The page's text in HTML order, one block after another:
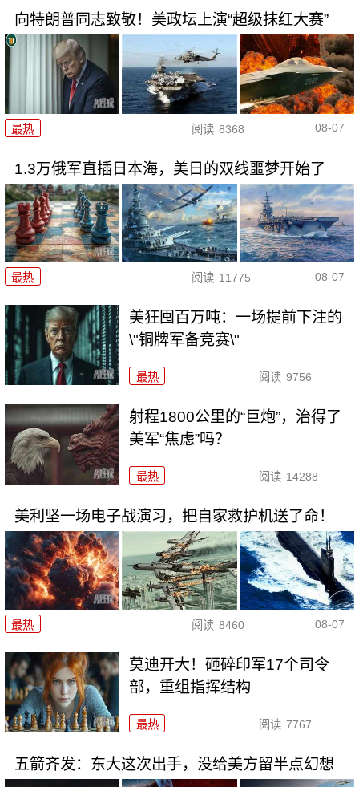
向特朗普同志致敬！美政坛上演“超级抹红大赛”
最热 阅读 8368 08-07
1.3万俄军直插日本海，美日的双线噩梦开始了
最热 阅读 11775 08-07
美狂囤百万吨：一场提前下注的
\"铜牌军备竞赛\"
最热 阅读 9756
射程1800公里的“巨炮”，治得了
美军“焦虑”吗？
最热 阅读 14288
美利坚一场电子战演习，把自家救护机送了命！
最热 阅读 8460 08-07
莫迪开大！砸碎印军17个司令
部，重组指挥结构
最热 阅读 7767
五箭齐发：东大这次出手，没给美方留半点幻想